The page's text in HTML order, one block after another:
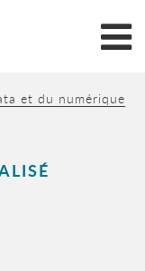
et du numérique